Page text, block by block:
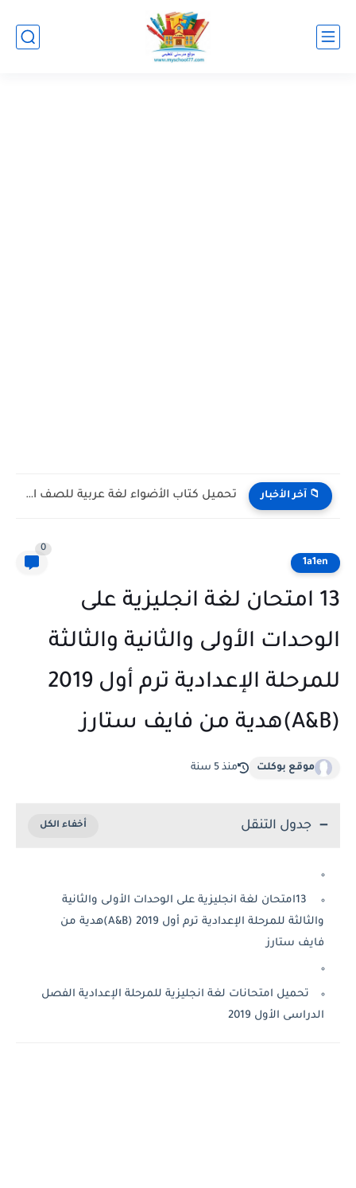
📁 آخر الأخبار تحميل كتاب الأضواء لغة عربية للصف الأول الثانوي الترم الأول...
1a1en
0
13 امتحان لغة انجليزية على
الوحدات الأولى والثانية والثالثة
للمرحلة الإعدادية ترم أول 2019
(A&B)هدية من فايف ستارز
موقع بوكلت منذ 5 سنة
جدول التنقل
13امتحان لغة انجليزية على الوحدات الأولى والثانية
والثالثة للمرحلة الإعدادية ترم أول 2019 (A&B)هدية من
فايف ستارز
تحميل امتحانات لغة انجليزية للمرحلة الإعدادية الفصل
الدراسى الأول 2019